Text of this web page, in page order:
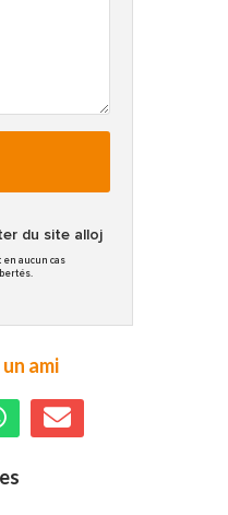
du site alloj
aucun cas
ami